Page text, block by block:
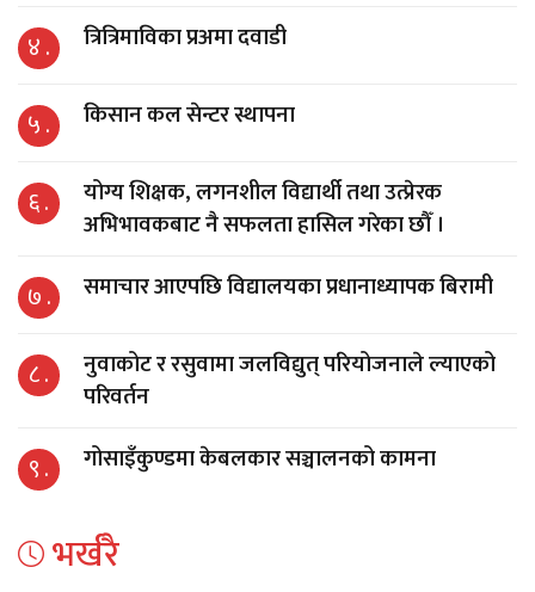
४ . त्रित्रिमाविका प्रअमा दवाडी
५ . किसान कल सेन्टर स्थापना
६ .
योग्य शिक्षक, लगनशील विद्यार्थी तथा उत्प्रेरक
अभिभावकबाट नै सफलता हासिल गरेका छौँ ।
७ . समाचार आएपछि विद्यालयका प्रधानाध्यापक बिरामी
८ .
नुवाकोट र रसुवामा जलविद्युत् परियोजनाले ल्याएको
परिवर्तन
९ . गोसाइँकुण्डमा केबलकार सञ्चालनको कामना
भर्खरै